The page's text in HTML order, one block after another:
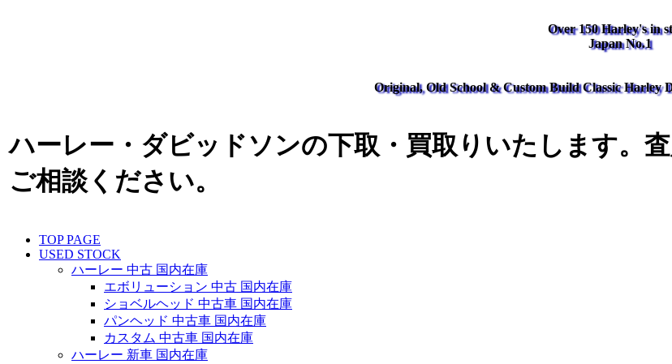
Over 150 Harley's in
Japan No.1
Original, Old School & Custom Build Classic Harley
ハーレー・ダビッドソンの下取・買取りいたします。
ご相談ください。
TOP PAGE
USED STOCK
ハーレー 中古 国内在庫
エボリューション 中古 国内在庫
ショベルヘッド 中古車 国内在庫
パンヘッド 中古車 国内在庫
カスタム 中古車 国内在庫
ハーレー 新車 国内在庫